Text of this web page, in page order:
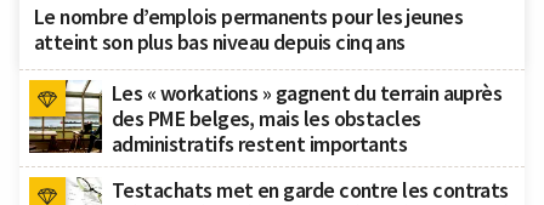
Le nombre d’emplois permanents pour les jeunes
atteint son plus bas niveau depuis cinq ans
Les « workations » gagnent du terrain auprès
des PME belges, mais les obstacles
administratifs restent importants
Testachats met en garde contre les contrats